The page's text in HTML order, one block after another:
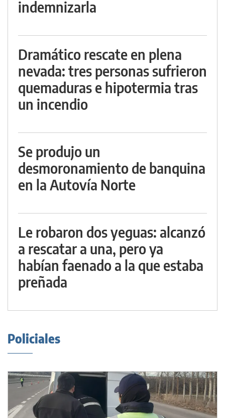
indemnizarla
Dramático rescate en plena
nevada: tres personas sufrieron
quemaduras e hipotermia tras
un incendio
Se produjo un
desmoronamiento de banquina
en la Autovía Norte
Le robaron dos yeguas: alcanzó
a rescatar a una, pero ya
habían faenado a la que estaba
preñada
Policiales